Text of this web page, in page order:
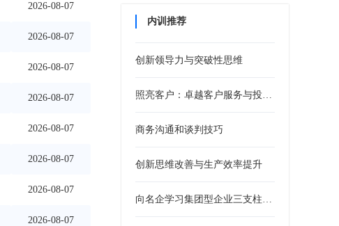
2026-08-07
2026-08-07
2026-08-07
2026-08-07
2026-08-07
2026-08-07
2026-08-07
2026-08-07
内训推荐
创新领导力与突破性思维
照亮客户：卓越客户服务与投诉处理培训
商务沟通和谈判技巧
创新思维改善与生产效率提升
向名企学习集团型企业三支柱人力资源管控模式